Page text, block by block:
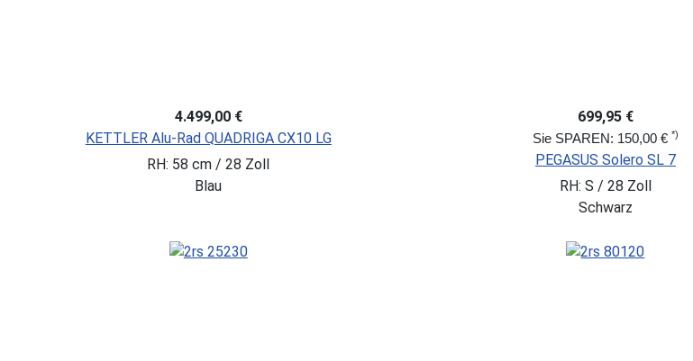
4.499,00 €
KETTLER Alu-Rad QUADRIGA CX10 LG
RH: 58 cm / 28 Zoll
Blau
699,95 €
Sie SPAREN: 150,00 € *)
PEGASUS Solero SL 7
RH: S / 28 Zoll
Schwarz